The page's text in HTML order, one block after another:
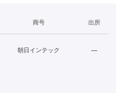
商号 出所
朝日インテック —